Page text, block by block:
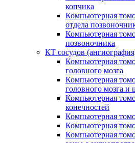
копчика
Компьютерная
отдела
Компьютерная
позвоночника
КТ сосудов
Компьютерная
головного мозга
Компьютерная
головного мозга и
Компьютерная
конечностей
Компьютерная
Компьютерная
Компьютерная